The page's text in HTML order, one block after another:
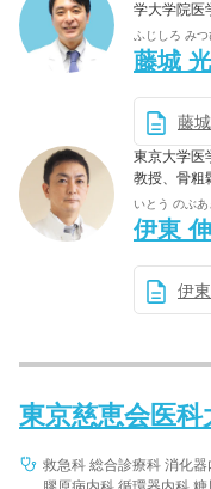
学大学院医
ふじしろ みつ
藤城
藤
東京大学医
教授、骨粗
いとう のぶあ
伊東
伊
東京慈恵会医
救急科 総合診療科 消化